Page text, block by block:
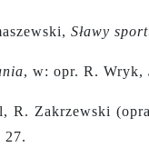
Sławy
, w: opr. R. Wryk,
R. Zakrzewski
27.